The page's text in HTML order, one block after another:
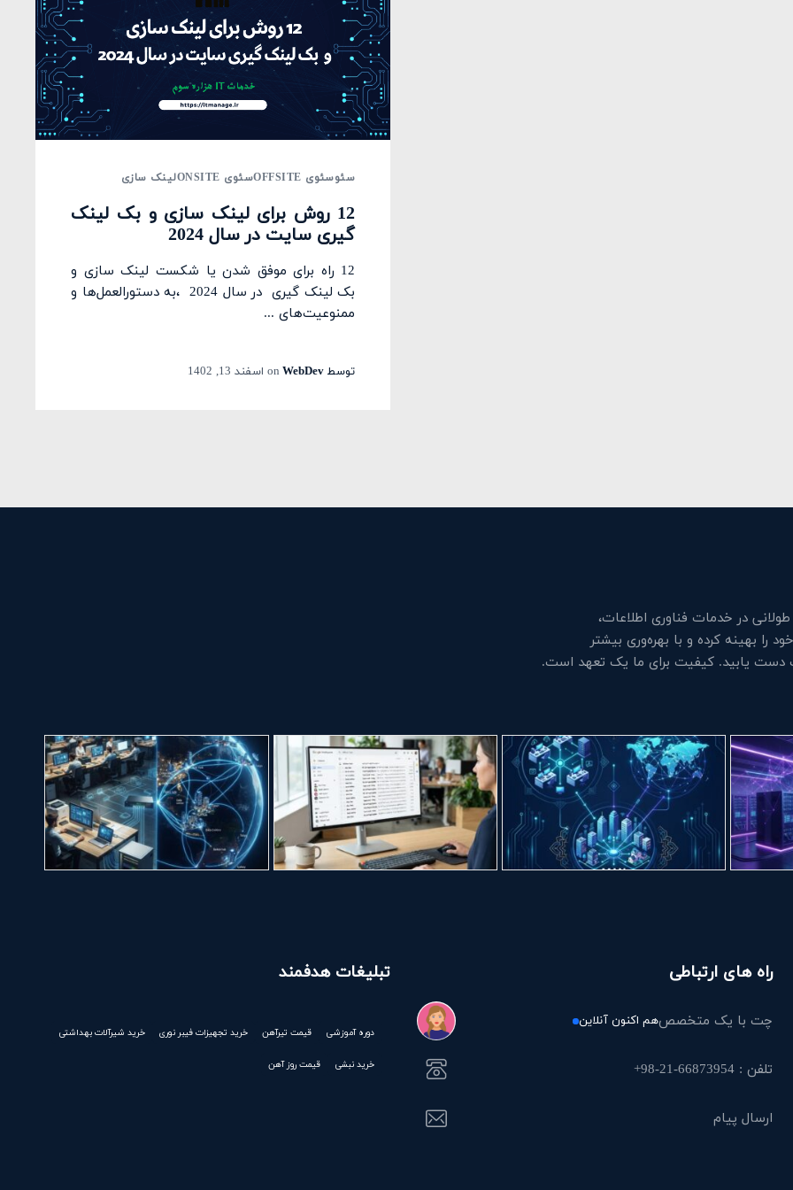
سئوسئوی OFFSITE سئوی ONSITE لینک سازی
12 روش برای لینک سازی و بک لینک
گیری سایت در سال 2024
12 راه برای موفق شدن یا شکست لینک سازی و
بک لینک گیری در سال 2024 ،به دستورالعمل‌ها و
ممنوعیت‌های ...
توسطWebDev
on اسفند 13, 1402
در خدمات فناوری اطلاعات،
را بهینه کرده و با بهره‌وری بیشتر
دست یابید. کیفیت برای ما یک تعهد است.
راه های ارتباطی
چت با یک متخصصهم اکنون آنلاین
تلفن : 66873954-21-98+
ارسال پیام
تبلیغات هدفمند
دوره آموزشی قیمت تیرآهن خرید تجهیزات فیبر نوری خرید شیرآلات بهداشتی
خرید نبشی قیمت روز آهن